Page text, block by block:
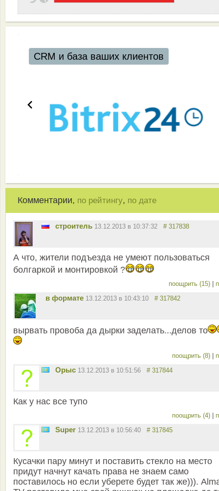
и база ваших клиентов
Комментарии, по рейтингу, по дате
строитель 13.12.2013 в 10:37:32 # 317838
А что, жители подъезда не умеют пользоваться
болгаркой и монтировкой ?
поощрить (15)
в формате 13.12.2013 в 10:43:10 # 317842
вырвать провоба да дырки заделать...делов то
поощрить (8)
Орыс 13.12.2013 в 10:51:56 # 317844
Как у нас все тупо
поощрить (4)
Super 13.12.2013 в 10:56:40 # 317845
Кусачки пару минут и поставить стекло на место
придут начнут качать права не знаем само
поставилось но если уберете будет так же))).